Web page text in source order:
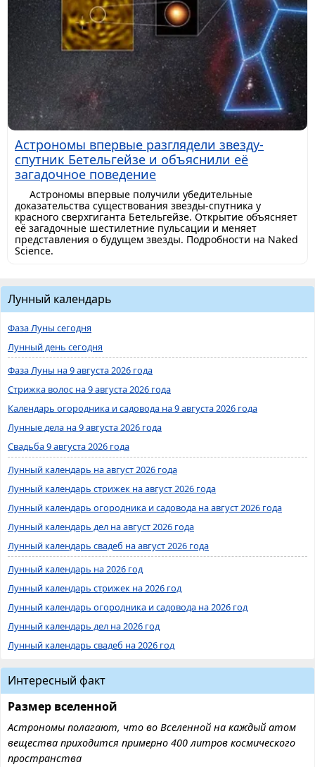
Астрономы впервые разглядели звезду-
спутник Бетельгейзе и объяснили её
загадочное поведение
Астрономы впервые получили убедительные
доказательства существования звезды-спутника у
красного сверхгиганта Бетельгейзе. Открытие объясняет
её загадочные шестилетние пульсации и меняет
представления о будущем звезды. Подробности на Naked
Science.
Лунный календарь
Фаза Луны сегодня
Лунный день сегодня
Фаза Луны на 9 августа 2026 года
Стрижка волос на 9 августа 2026 года
Календарь огородника и садовода на 9 августа 2026 года
Лунные дела на 9 августа 2026 года
Свадьба 9 августа 2026 года
Лунный календарь на август 2026 года
Лунный календарь стрижек на август 2026 года
Лунный календарь огородника и садовода на август 2026 года
Лунный календарь дел на август 2026 года
Лунный календарь свадеб на август 2026 года
Лунный календарь на 2026 год
Лунный календарь стрижек на 2026 год
Лунный календарь огородника и садовода на 2026 год
Лунный календарь дел на 2026 год
Лунный календарь свадеб на 2026 год
Интересный факт
Размер вселенной
Астрономы полагают, что во Вселенной на каждый атом
вещества приходится примерно 400 литров космического
пространства